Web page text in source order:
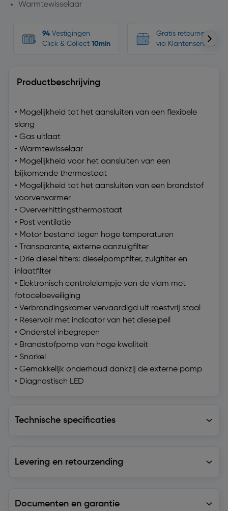
Warmtewisselaar
94 Vestigingen
Click & Collect 10min
Gratis retourneren,
via Klantenservice
Productbeschrijving
• Mogelijkheid tot het aansluiten van een flexibele
slang
• Gas uitlaat
• Warmtewisselaar
• Mogelijkheid voor het aansluiten van een
bijkomende thermostaat
• Mogelijkheid tot het aansluiten van een brandstof
voorverwarmer
• Oververhittingsthermostaat
• Post ventilatie
• Motor bestand tegen hoge temperaturen
• Transparante, externe aanzuigfilter
• Drie diesel filters: dieselpompfilter, zuigfilter en
inlaatfilter
• Elektronisch controlelampje van de vlam met
fotocelbeveiliging
• Verbrandingskamer vervaardigd uit roestvrij staal
• Reservoir met indicator van het dieselpeil
• Onderstel inbegrepen
• Brandstofpomp van hoge kwaliteit
• Snorkel
• Gemakkelijk onderhoud dankzij de externe pomp
• Diagnostisch LED
Technische specificaties
Levering en retourzending
Documenten en garantie